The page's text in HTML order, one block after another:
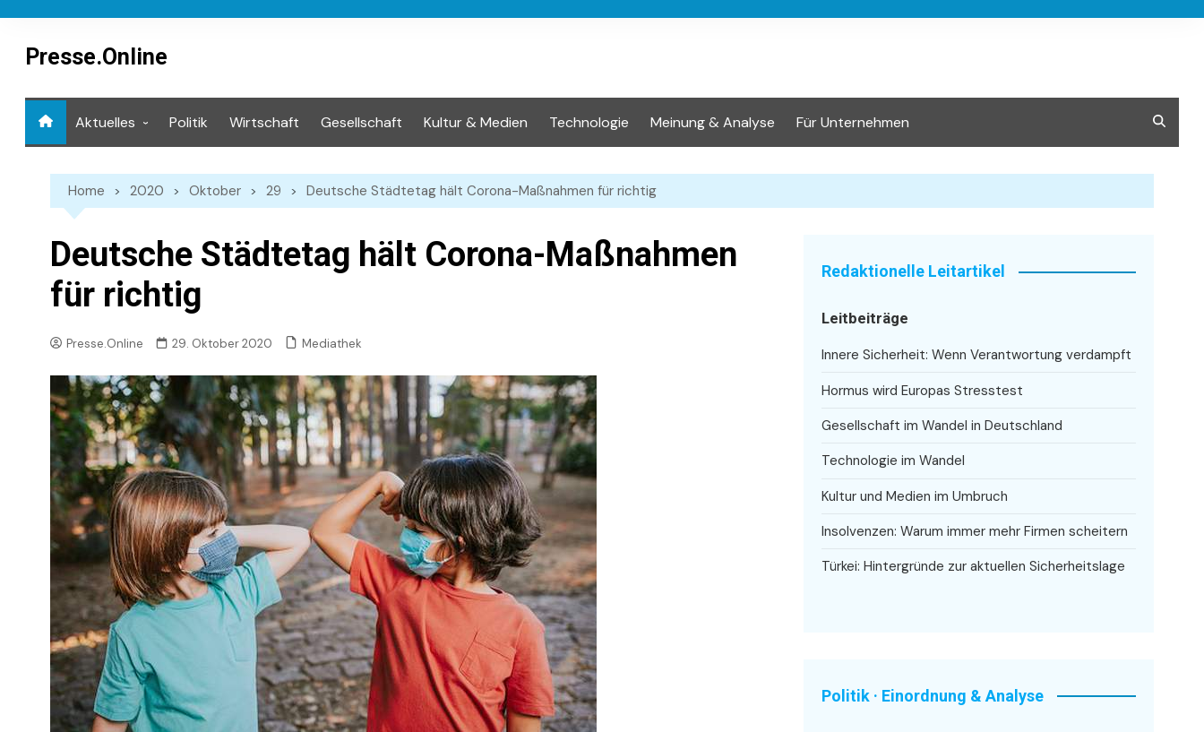
contentPresse.Online
Aktuelles Politik Wirtschaft Gesellschaft Kultur & Medien Technologie Meinung & Analyse Für Unternehmen
Home 2020 Oktober 29 Deutsche Städtetag hält Corona-Maßnahmen für richtig
Deutsche Städtetag hält Corona-Maßnahmen
für richtig
Presse.Online 29. Oktober 2020 Mediathek
Redaktionelle Leitartikel
Leitbeiträge
Innere Sicherheit: Wenn Verantwortung verdampft
Hormus wird Europas Stresstest
Gesellschaft im Wandel in Deutschland
Technologie im Wandel
Kultur und Medien im Umbruch
Insolvenzen: Warum immer mehr Firmen scheitern
Türkei: Hintergründe zur aktuellen Sicherheitslage
Politik · Einordnung & Analyse